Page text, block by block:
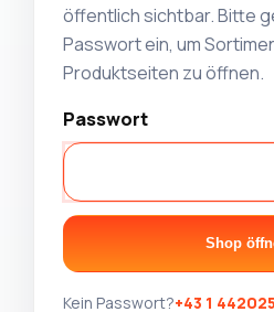
öffentlich sichtbar. Bitte
Passwort ein, um
Produktseiten zu öffnen.
Passwort
Shop
Kein Passwort?+43 1